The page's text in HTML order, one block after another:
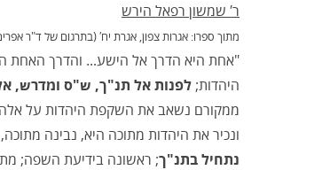
ר′ שמשון רפאל הירש
מתוך ספרו: אגרות צפון, אגרת יח′ (בתרגום של ד"ר
"אחת היא הדרך אל הישע... והדרך האחת
היהדות; לפנות אל תנ"ך, ש"ס ומדרש,
ממקורם נשאב את השקפת היהדות על
ונכיר את היהדות מתוכה היא, נבינה
נתחיל בתנ"ך; ראשונה בידיעת השפה;